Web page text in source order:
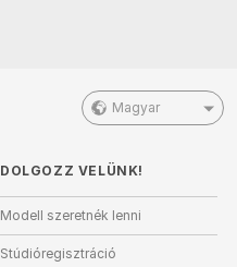
Magyar
DOLGOZZ VELÜNK!
Modell szeretnék lenni
Stúdióregisztráció